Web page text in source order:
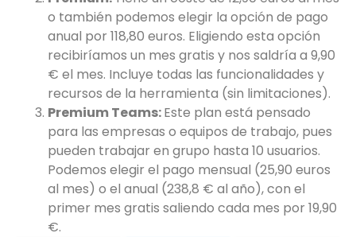
o también podemos elegir la opción de pago
anual por 118,80 euros. Eligiendo esta opción
recibiríamos un mes gratis y nos saldría a 9,90
€ el mes. Incluye todas las funcionalidades y
recursos de la herramienta (sin limitaciones).
Premium Teams:Este plan está pensado
para las empresas o equipos de trabajo, pues
pueden trabajar en grupo hasta 10 usuarios.
Podemos elegir el pago mensual (25,90 euros
al mes) o el anual (238,8 € al año), con el
primer mes gratis saliendo cada mes por 19,90
€.